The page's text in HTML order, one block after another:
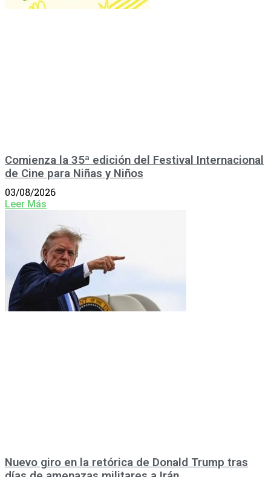
Comienza la 35ª edición del Festival Internacional
de Cine para Niñas y Niños
03/08/2026
Leer Más
Nuevo giro en la retórica de Donald Trump tras